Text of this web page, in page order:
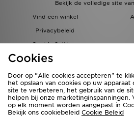
Bekijk de volledige site
Vind een winkel
Privacybeleid
Cookie Settings
Bestellingen en Levering
Cookies
Door op "Alle cookies accepteren" te
het opslaan van cookies op uw apparaat
site te verbeteren, het gebruik van de
helpen bij onze marketinginspanningen.
op elk moment worden aangepast in
Bekijk ons cookiebeleid Cookie Beleid